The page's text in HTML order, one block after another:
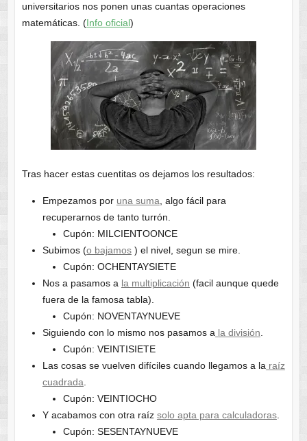
universitarios nos ponen unas cuantas operaciones
matemáticas. (Info oficial)
Tras hacer estas cuentitas os dejamos los resultados:
Empezamos por una suma , algo fácil para
recuperarnos de tanto turrón.
Cupón: MILCIENTOONCE
Subimos (o bajamos) el nivel, segun se mire.
Cupón: OCHENTAYSIETE
Nos a pasamos a la multiplicación (facil aunque quede
fuera de la famosa tabla).
Cupón: NOVENTAYNUEVE
Siguiendo con lo mismo nos pasamos a la división
Cupón: VEINTISIETE
Las cosas se vuelven difíciles cuando llegamos a la raíz
cuadrada
Cupón: VEINTIOCHO
Y acabamos con otra raíz solo apta para calculadoras.
Cupón: SESENTAYNUEVE